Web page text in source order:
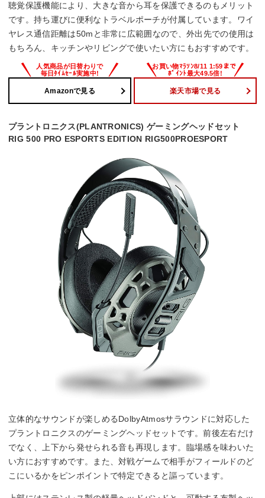
聴覚保護機能により、大きな音から耳を保護できるのもメリット
です。持ち運びに便利なトラベルポーチが付属しています。ワイ
ヤレス通信距離は50mと非常に広範囲なので、外出先での使用は
もちろん、キッチンやリビングで使いたい方にもおすすめです。
Amazonで見る 楽天市場で見る
プラントロニクス(PLANTRONICS) ゲーミングヘッドセット
RIG 500 PRO ESPORTS EDITION RIG500PROESPORT
立体的なサウンドが楽しめるDolbyAtmosサラウンドに対応した
プラントロニクスのゲーミングヘッドセットです。前後左右だけ
でなく、上下から発せられる音も再現します。臨場感を味わいた
い方におすすめです。また、対戦ゲームで相手がフィールドのど
こにいるかをピンポイントで特定できると謳っています。